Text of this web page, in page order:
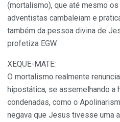
(mortalismo), que até mesmo
adventistas cambaleiam e
também da pessoa divina de
profetiza EGW.
XEQUE-MATE:
O mortalismo realmente
hipostática, se assemelhando a
condenadas, como o
negava que Jesus tivesse uma